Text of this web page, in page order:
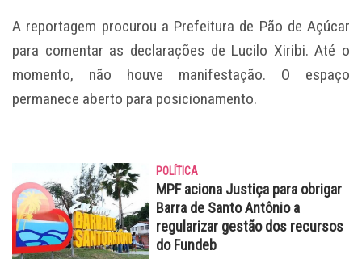
A reportagem procurou a Prefeitura de Pão de Açúcar
para comentar as declarações de Lucilo Xiribi. Até o
momento, não houve manifestação. O espaço
permanece aberto para posicionamento.
POLÍTICA
MPF aciona Justiça para obrigar
Barra de Santo Antônio a
regularizar gestão dos recursos
do Fundeb